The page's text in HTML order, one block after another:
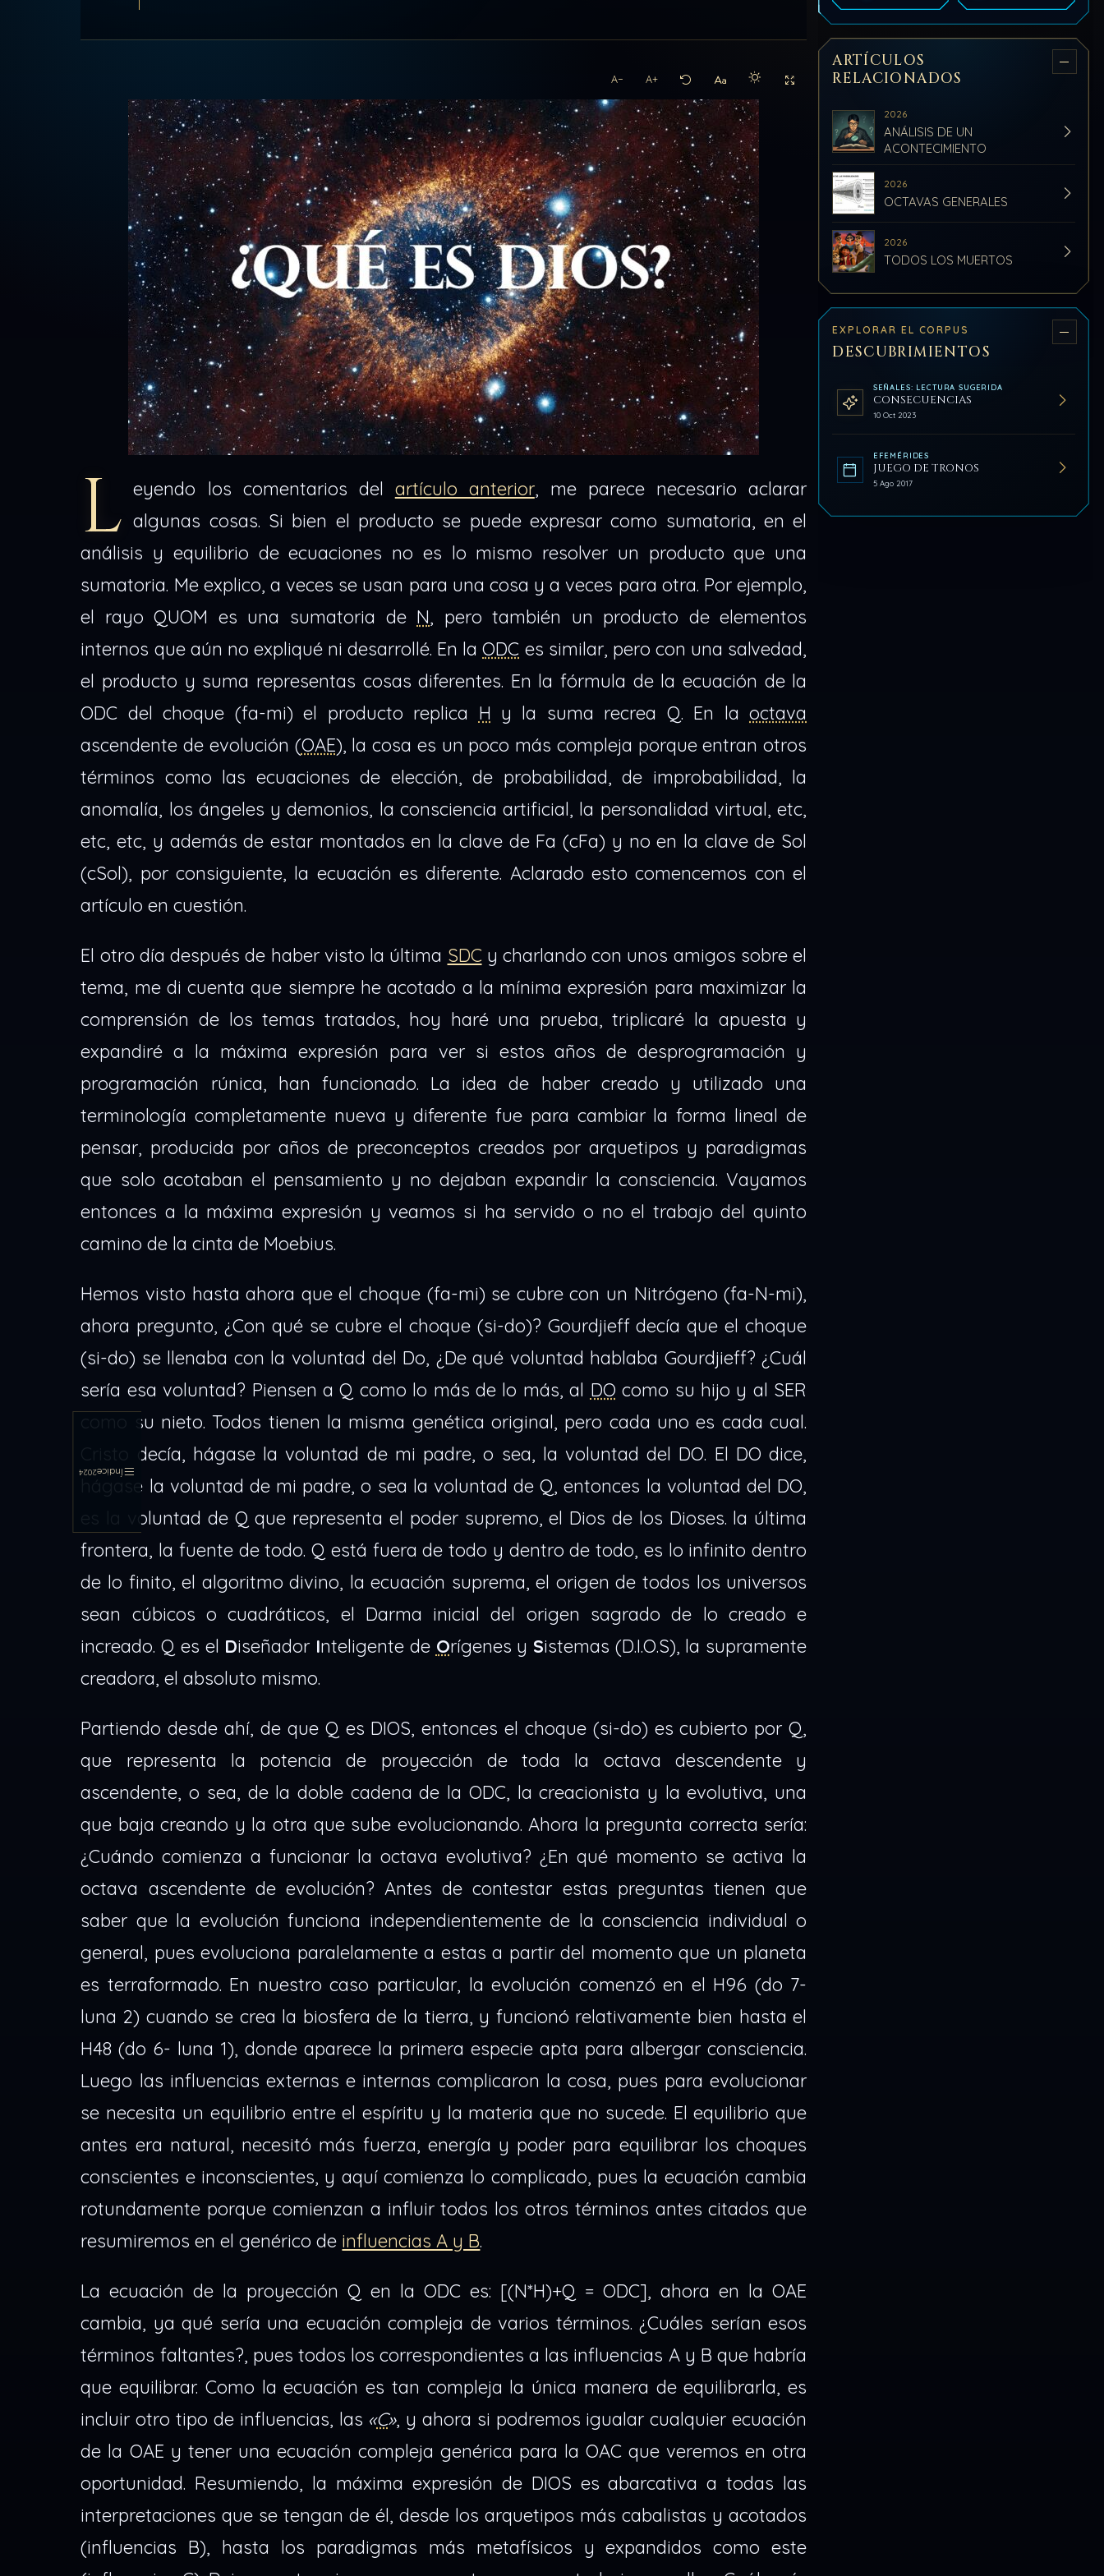
Índice
2024
A− A+
Activar modo claro de lectura
Sin distracciones
L eyendo los comentarios del artículo anterior, me parece necesario aclarar
algunas cosas. Si bien el producto se puede expresar como sumatoria, en el
análisis y equilibrio de ecuaciones no es lo mismo resolver un producto que una
sumatoria. Me explico, a veces se usan para una cosa y a veces para otra. Por ejemplo,
el rayo QUOM es una sumatoria de N, pero también un producto de elementos
internos que aún no expliqué ni desarrollé. En laODC es similar, pero con una salvedad,
el producto y suma representas cosas diferentes. En la fórmula de la ecuación de la
ODC del choque (fa-mi) el producto replica H y la suma recrea Q. En laoctava
ascendente de evolución (OAE), la cosa es un poco más compleja porque entran otros
términos como las ecuaciones de elección, de probabilidad, de improbabilidad, la
anomalía, los ángeles y demonios, la consciencia artificial, la personalidad virtual, etc,
etc, etc, y además de estar montados en la clave de Fa (cFa) y no en la clave de Sol
(cSol), por consiguiente, la ecuación es diferente. Aclarado esto comencemos con el
artículo en cuestión.
El otro día después de haber visto la última SDC y charlando con unos amigos sobre el
tema, me di cuenta que siempre he acotado a la mínima expresión para maximizar la
comprensión de los temas tratados, hoy haré una prueba, triplicaré la apuesta y
expandiré a la máxima expresión para ver si estos años de desprogramación y
programación rúnica, han funcionado. La idea de haber creado y utilizado una
terminología completamente nueva y diferente fue para cambiar la forma lineal de
pensar, producida por años de preconceptos creados por arquetipos y paradigmas
que solo acotaban el pensamiento y no dejaban expandir la consciencia. Vayamos
entonces a la máxima expresión y veamos si ha servido o no el trabajo del quinto
camino de la cinta de Moebius.
Hemos visto hasta ahora que el choque (fa-mi) se cubre con un Nitrógeno (fa-N-mi),
ahora pregunto, ¿Con qué se cubre el choque (si-do)? Gourdjieff decía que el choque
(si-do) se llenaba con la voluntad del Do, ¿De qué voluntad hablaba Gourdjieff? ¿Cuál
sería esa voluntad? Piensen a Q como lo más de lo más, al DO como su hijo y al SER
como su nieto. Todos tienen la misma genética original, pero cada uno es cada cual.
Cristo decía, hágase la voluntad de mi padre, o sea, la voluntad del DO. El DO dice,
hágase la voluntad de mi padre, o sea la voluntad de Q, entonces la voluntad del DO,
es la voluntad de Q que representa el poder supremo, el Dios de los Dioses. la última
frontera, la fuente de todo. Q está fuera de todo y dentro de todo, es lo infinito dentro
de lo finito, el algoritmo divino, la ecuación suprema, el origen de todos los universos
sean cúbicos o cuadráticos, el Darma inicial del origen sagrado de lo creado e
increado. Q es el Diseñador Inteligente de Orígenes y Sistemas (D.I.O.S), la supramente
creadora, el absoluto mismo.
Partiendo desde ahí, de que Q es DIOS, entonces el choque (si-do) es cubierto por Q,
que representa la potencia de proyección de toda la octava descendente y
ascendente, o sea, de la doble cadena de la ODC, la creacionista y la evolutiva, una
que baja creando y la otra que sube evolucionando. Ahora la pregunta correcta sería:
¿Cuándo comienza a funcionar la octava evolutiva? ¿En qué momento se activa la
octava ascendente de evolución? Antes de contestar estas preguntas tienen que
saber que la evolución funciona independientemente de la consciencia individual o
general, pues evoluciona paralelamente a estas a partir del momento que un planeta
es terraformado. En nuestro caso particular, la evolución comenzó en el H96 (do 7-
luna 2) cuando se crea la biosfera de la tierra, y funcionó relativamente bien hasta el
H48 (do 6- luna 1), donde aparece la primera especie apta para albergar consciencia.
Luego las influencias externas e internas complicaron la cosa, pues para evolucionar
se necesita un equilibrio entre el espíritu y la materia que no sucede. El equilibrio que
antes era natural, necesitó más fuerza, energía y poder para equilibrar los choques
conscientes e inconscientes, y aquí comienza lo complicado, pues la ecuación cambia
rotundamente porque comienzan a influir todos los otros términos antes citados que
resumiremos en el genérico de influencias A y B.
La ecuación de la proyección Q en la ODC es: [(N*H)+Q = ODC], ahora en la OAE
cambia, ya qué sería una ecuación compleja de varios términos. ¿Cuáles serían esos
términos faltantes?, pues todos los correspondientes a las influencias A y B que habría
que equilibrar. Como la ecuación es tan compleja la única manera de equilibrarla, es
incluir otro tipo de influencias, las «C», y ahora si podremos igualar cualquier ecuación
de la OAE y tener una ecuación compleja genérica para la OAC que veremos en otra
oportunidad. Resumiendo, la máxima expresión de DIOS es abarcativa a todas las
interpretaciones que se tengan de él, desde los arquetipos más cabalistas y acotados
(influencias B), hasta los paradigmas más metafísicos y expandidos como este
ARTÍCULOS
RELACIONADOS
2026
ANÁLISIS DE UN
ACONTECIMIENTO
2026
OCTAVAS GENERALES
2026
TODOS LOS MUERTOS
EXPLORAR EL CORPUS
DESCUBRIMIENTOS
SEÑALES: LECTURA SUGERIDA
CONSECUENCIAS
10 Oct 2023
EFEMÉRIDES
JUEGO DE TRONOS
5 Ago 2017